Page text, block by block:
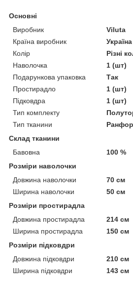
Основні
Виробник
Viluta
Країна виробник
Україна
Колір
Різні
Наволочка
1 (шт)
Подарункова упаковка
Так
Простирадло
1 (шт)
Підковдра
1 (шт)
Тип комплекту
Тип тканини
Склад тканини
Бавовна
100 %
Розміри наволочки
Довжина наволочки
70 см
Ширина наволочки
50 см
Розміри простирадла
Довжина простирадла
214 см
Ширина простирадла
150 см
Розміри підковдри
Довжина підковдри
210 см
Ширина підковдри
143 см